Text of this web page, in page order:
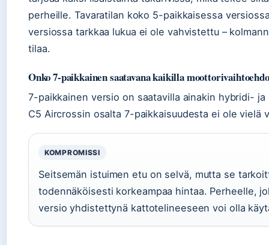
perheille. Tavaratilan koko 5-paikkaisessa
versiossa tarkkaa lukua ei ole vahvistettu –
tilaa.
Onko 7-paikkainen saatavana kaikilla
7-paikkainen versio on saatavilla ainakin hybridi-
C5 Aircrossin osalta 7-paikkaisuudesta ei ole vielä
KOMPROMISSI
Seitsemän istuimen etu on selvä, mutta se
todennäköisesti korkeampaa hintaa. Perheelle,
versio yhdistettynä kattotelineeseen voi olla